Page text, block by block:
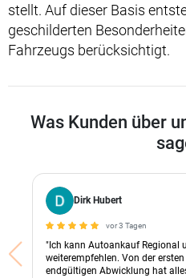
stellt. Auf dieser Basis
geschilderten
Fahrzeugs berücksichtigt.
Was Kunden über
Dirk Hubert
vor 3 Tagen
"Ich kann Autoankauf Regional
weiterempfehlen. Von der
endgültigen Abwicklung hat